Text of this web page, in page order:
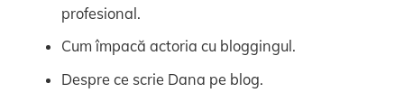
profesional.
Cum împacă actoria cu bloggingul.
Despre ce scrie Dana pe blog.